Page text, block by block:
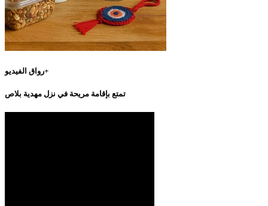
رواق الفيديو+
تمتع بإقامة مريحة في نزل مهدية بلاص